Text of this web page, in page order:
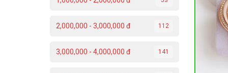
2,000,000 - 3,000,000 đ 112
3,000,000 - 4,000,000 đ 141
3 350 000 ₫